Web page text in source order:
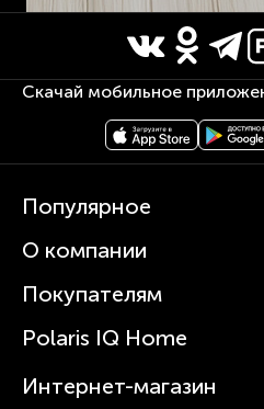
Скачай мобильное
Популярное
Кофемашины
Вертикальные пылесосы
Зубные щетки и ирригаторы
Увлажнители
О компании
О Polaris
Статьи
Покупателям
Сервисные центры
Где купить
Polaris IQ Home
Интернет-магазин